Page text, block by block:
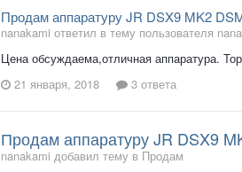
Продам аппаратуру JR DSX9 MK2
nanakami ответил в тему пользователя
Цена обсуждаема,отличная аппаратура.
21 января, 2018
3 ответа
Продам аппаратуру JR DSX9
nanakami добавил тему в Продам